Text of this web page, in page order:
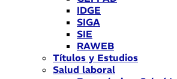
IDGE
SIGA
SIE
RAWEB
Títulos y Estudios
Salud laboral